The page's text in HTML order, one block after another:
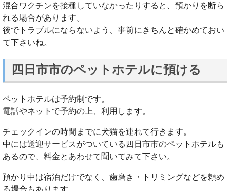
混合ワクチンを接種していなかったりすると、預かりを断ら
れる場合があります。
後でトラブルにならないよう、事前にきちんと確かめておい
て下さいね。
四日市市のペットホテルに預ける
ペットホテルは予約制です。
電話やネットで予約の上、利用します。
チェックインの時間までに犬猫を連れて行きます。
中には送迎サービスがついている四日市市のペットホテルも
あるので、料金とあわせて聞いてみて下さい。
預かり中は宿泊だけでなく、歯磨き・トリミングなどを頼め
る場合もあります。